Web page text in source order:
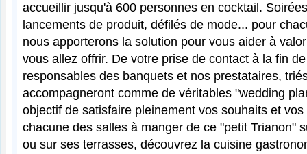
accueillir jusqu'à 600 personnes en cocktail.
lancements de produit, défilés de mode... pour
nous apporterons la solution pour vous aider à
vous allez offrir. De votre prise de contact à la fin
responsables des banquets et nos prestataires,
accompagneront comme de véritables "wedding
objectif de satisfaire pleinement vos souhaits et
chacune des salles à manger de ce "petit Trianon"
ou sur ses terrasses, découvrez la cuisine